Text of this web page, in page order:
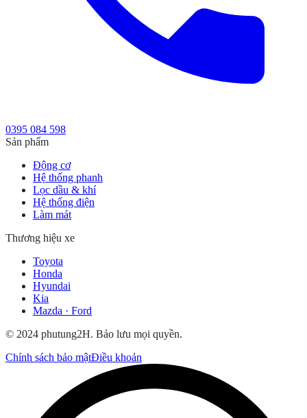
0395 084 598
Sản phẩm
Động cơ
Hệ thống phanh
Lọc dầu & khí
Hệ thống điện
Làm mát
Thương hiệu xe
Toyota
Honda
Hyundai
Kia
Mazda · Ford
© 2024 phutung2H. Bảo lưu mọi quyền.
Chính sách bảo mậtĐiều khoản